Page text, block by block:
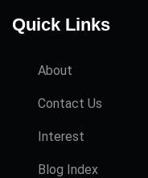
Quick Links
About
Contact Us
Interest
Blog Index